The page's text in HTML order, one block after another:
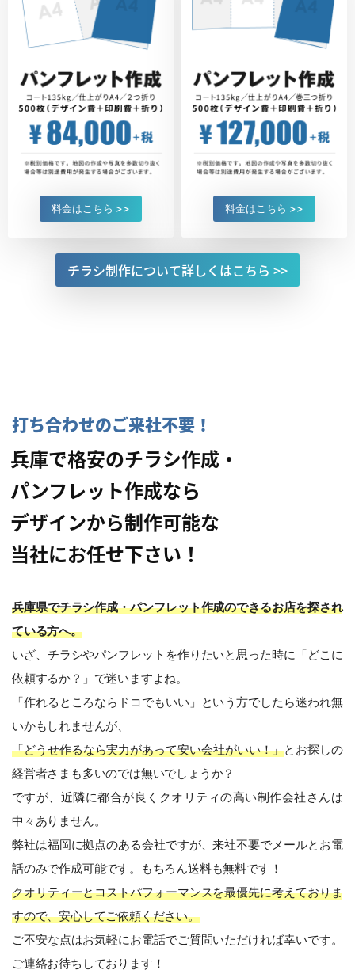
料金はこちら >> 料金はこちら >>
チラシ制作について詳しくはこちら >>
打ち合わせのご来社不要！
兵庫で格安のチラシ作成・
パンフレット作成なら
デザインから制作可能な
当社にお任せ下さい！
兵庫県でチラシ作成・パンフレット作成のできるお店を探され
ている方へ。
いざ、チラシやパンフレットを作りたいと思った時に「どこに
依頼するか？」で迷いますよね。
「作れるところならドコでもいい」という方でしたら迷われ無
いかもしれませんが、
「どうせ作るなら実力があって安い会社がいい！」とお探しの
経営者さまも多いのでは無いでしょうか？
ですが、近隣に都合が良くクオリティの高い制作会社さんは
中々ありません。
弊社は福岡に拠点のある会社ですが、来社不要でメールとお電
話のみで作成可能です。もちろん送料も無料です！
クオリティーとコストパフォーマンスを最優先に考えておりま
すので、安心してご依頼ください。
ご不安な点はお気軽にお電話でご質問いただければ幸いです。
ご連絡お待ちしております！